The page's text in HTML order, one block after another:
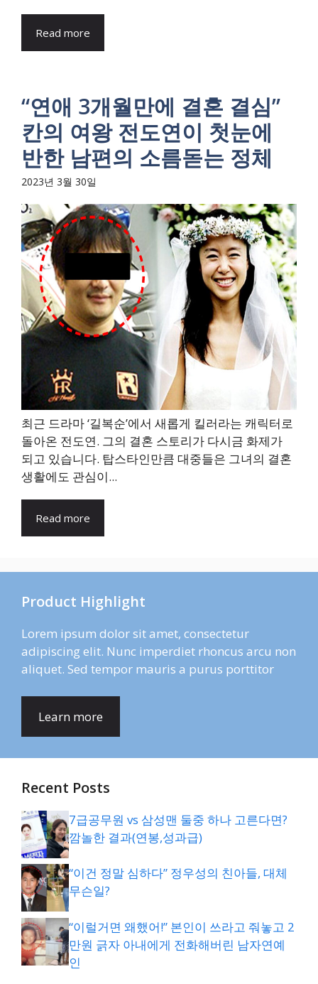
Read more
“연애 3개월만에 결혼 결심”
칸의 여왕 전도연이 첫눈에
반한 남편의 소름돋는 정체
2023년 3월 30일
최근 드라마 ‘길복순’에서 새롭게 킬러라는 캐릭터로
돌아온 전도연. 그의 결혼 스토리가 다시금 화제가
되고 있습니다. 탑스타인만큼 대중들은 그녀의 결혼
생활에도 관심이...
Read more
Product Highlight
Lorem ipsum dolor sit amet, consectetur
adipiscing elit. Nunc imperdiet rhoncus arcu non
aliquet. Sed tempor mauris a purus porttitor
Learn more
Recent Posts
7급공무원 vs 삼성맨 둘중 하나 고른다면?
깜놀한 결과(연봉,성과급)
“이건 정말 심하다” 정우성의 친아들, 대체
무슨일?
“이럴거면 왜했어!” 본인이 쓰라고 줘놓고 2
만원 긁자 아내에게 전화해버린 남자연예
인